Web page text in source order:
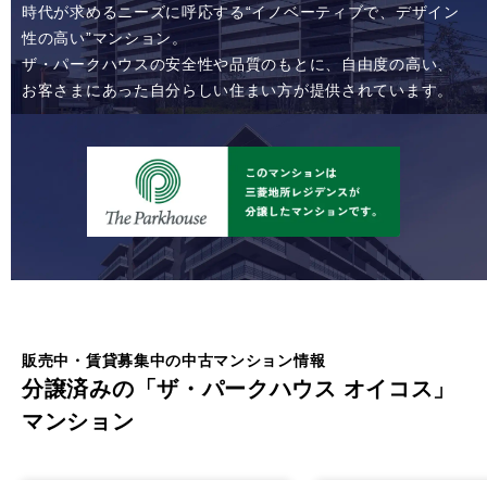
時代が求めるニーズに呼応する“イノベーティブで、デザイン
性の高い”マンション。
ザ・パークハウスの安全性や品質のもとに、自由度の高い、
お客さまにあった自分らしい住まい方が提供されています。
販売中・賃貸募集中の中古マンション情報
分譲済みの「ザ・パークハウス オイコス」
マンション